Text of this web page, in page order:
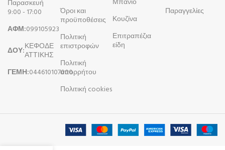
Παρασκευή
9:00 - 17:00
ΑΦΜ:099105923
ΔΟΥ:ΚΕΦΟΔΕ
ΑΤΤΙΚΗΣ
ΓΕΜΗ:044610107000
Όροι και
προϋποθέσεις
Πολιτική
επιστροφών
Πολιτική
απορρήτου
Πολιτική cookies
Κουζίνα
Επιτραπέζια
είδη
Παραγγελίες